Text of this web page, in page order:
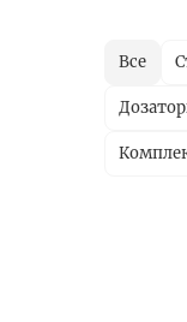
Все